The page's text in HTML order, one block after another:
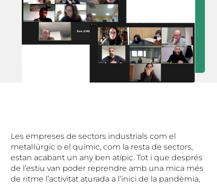
Les empreses de sectors industrials com el
metal·lúrgic o el químic, com la resta de sectors,
estan acabant un any ben atípic. Tot i que després
de l’estiu van poder reprendre amb una mica més
de ritme l’activitat aturada a l’inici de la pandèmia,